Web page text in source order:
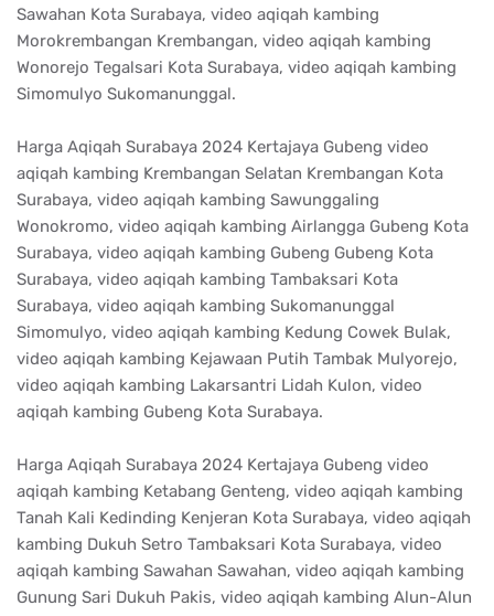
Sawahan Kota Surabaya, video aqiqah kambing
Morokrembangan Krembangan, video aqiqah kambing
Wonorejo Tegalsari Kota Surabaya, video aqiqah kambing
Simomulyo Sukomanunggal.
Harga Aqiqah Surabaya 2024 Kertajaya Gubeng video
aqiqah kambing Krembangan Selatan Krembangan Kota
Surabaya, video aqiqah kambing Sawunggaling
Wonokromo, video aqiqah kambing Airlangga Gubeng Kota
Surabaya, video aqiqah kambing Gubeng Gubeng Kota
Surabaya, video aqiqah kambing Tambaksari Kota
Surabaya, video aqiqah kambing Sukomanunggal
Simomulyo, video aqiqah kambing Kedung Cowek Bulak,
video aqiqah kambing Kejawaan Putih Tambak Mulyorejo,
video aqiqah kambing Lakarsantri Lidah Kulon, video
aqiqah kambing Gubeng Kota Surabaya.
Harga Aqiqah Surabaya 2024 Kertajaya Gubeng video
aqiqah kambing Ketabang Genteng, video aqiqah kambing
Tanah Kali Kedinding Kenjeran Kota Surabaya, video aqiqah
kambing Dukuh Setro Tambaksari Kota Surabaya, video
aqiqah kambing Sawahan Sawahan, video aqiqah kambing
Gunung Sari Dukuh Pakis, video aqiqah kambing Alun-Alun